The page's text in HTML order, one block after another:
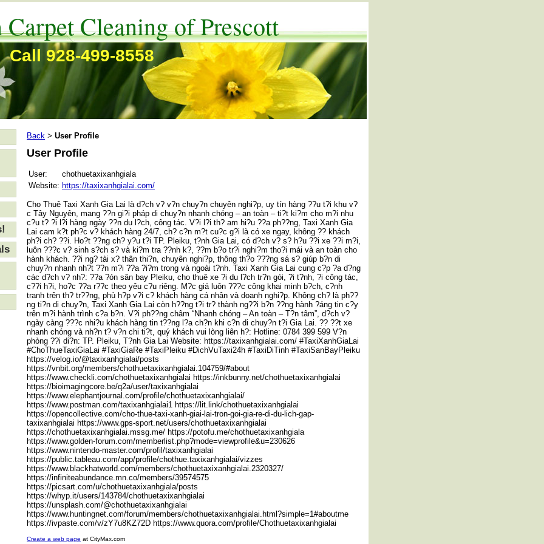
Carpet Cleaning of Prescott
Call 928-499-8558
Back > User Profile
User Profile
User:
chothuetaxixanhgiala
Website: https://taxixanhgialai.com/
Cho Thuê Taxi Xanh Gia Lai là d?ch v? v?n chuy?n chuyên nghi?p, uy tín hàng ??u t?i khu v?
c Tây Nguyên, mang ??n gi?i pháp di chuy?n nhanh chóng – an toàn – ti?t ki?m cho m?i nhu
c?u t? ?i l?i hàng ngày ??n du l?ch, công tác. V?i l?i th? am hi?u ??a ph??ng, Taxi Xanh Gia
Lai cam k?t ph?c v? khách hàng 24/7, ch? c?n m?t cu?c g?i là có xe ngay, không ?? khách
ph?i ch? ??i. Ho?t ??ng ch? y?u t?i TP. Pleiku, t?nh Gia Lai, có d?ch v? s? h?u ??i xe ??i m?i,
luôn ???c v? sinh s?ch s? và ki?m tra ??nh k?, ??m b?o tr?i nghi?m tho?i mái và an toàn cho
hành khách. ??i ng? tài x? thân thi?n, chuyên nghi?p, thông th?o ???ng sá s? giúp b?n di
chuy?n nhanh nh?t ??n m?i ??a ?i?m trong và ngoài t?nh. Taxi Xanh Gia Lai cung c?p ?a d?ng
các d?ch v? nh?: ??a ?ón sân bay Pleiku, cho thuê xe ?i du l?ch tr?n gói, ?i t?nh, ?i công tác,
c??i h?i, ho?c ??a r??c theo yêu c?u riêng. M?c giá luôn ???c công khai minh b?ch, c?nh
tranh trên th? tr??ng, phù h?p v?i c? khách hàng cá nhân và doanh nghi?p. Không ch? là ph??
ng ti?n di chuy?n, Taxi Xanh Gia Lai còn h??ng t?i tr? thành ng??i b?n ??ng hành ?áng tin c?y
trên m?i hành trình c?a b?n. V?i ph??ng châm “Nhanh chóng – An toàn – T?n tâm”, d?ch v?
ngày càng ???c nhi?u khách hàng tin t??ng l?a ch?n khi c?n di chuy?n t?i Gia Lai. ?? ??t xe
nhanh chóng và nh?n t? v?n chi ti?t, quý khách vui lòng liên h?: Hotline: 0784 399 599 V?n
phòng ??i di?n: TP. Pleiku, T?nh Gia Lai Website: https://taxixanhgialai.com/ #TaxiXanhGiaLai
#ChoThueTaxiGiaLai #TaxiGiaRe #TaxiPleiku #DichVuTaxi24h #TaxiDiTinh #TaxiSanBayPleiku
https://velog.io/@taxixanhgialai/posts
https://vnbit.org/members/chothuetaxixanhgialai.104759/#about
https://www.checkli.com/chothuetaxixanhgialai https://inkbunny.net/chothuetaxixanhgialai
https://bioimagingcore.be/q2a/user/taxixanhgialai
https://www.elephantjournal.com/profile/chothuetaxixanhgialai/
https://www.postman.com/taxixanhgialai1 https://lit.link/chothuetaxixanhgialai
https://opencollective.com/cho-thue-taxi-xanh-giai-lai-tron-goi-gia-re-di-du-lich-gap-
taxixanhgialai https://www.gps-sport.net/users/chothuetaxixanhgialai
https://chothuetaxixanhgialai.mssg.me/ https://potofu.me/chothuetaxixanhgiala
https://www.golden-forum.com/memberlist.php?mode=viewprofile&u=230626
https://www.nintendo-master.com/profil/taxixanhgialai
https://public.tableau.com/app/profile/chothue.taxixanhgialai/vizzes
https://www.blackhatworld.com/members/chothuetaxixanhgialai.2320327/
https://infiniteabundance.mn.co/members/39574575
https://picsart.com/u/chothuetaxixanhgiala/posts
https://whyp.it/users/143784/chothuetaxixanhgialai
https://unsplash.com/@chothuetaxixanhgialai
https://www.huntingnet.com/forum/members/chothuetaxixanhgialai.html?simple=1#aboutme
https://ivpaste.com/v/zY7u8KZ72D https://www.quora.com/profile/Chothuetaxixanhgialai
Create a web page at CityMax.com